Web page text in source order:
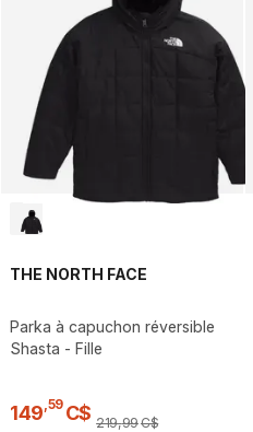
THE NORTH FACE
Parka à capuchon réversible
Shasta - Fille
149 59 C$ 219,99C$